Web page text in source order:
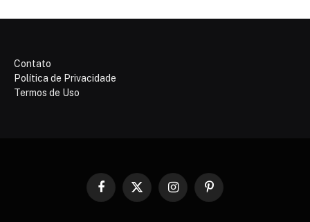
Contato
Política de Privacidade
Termos de Uso
Facebook
X
InstagramPinterest